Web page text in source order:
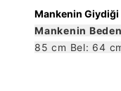
Mankenin Giydiği
Mankenin
85 cm Bel: 64